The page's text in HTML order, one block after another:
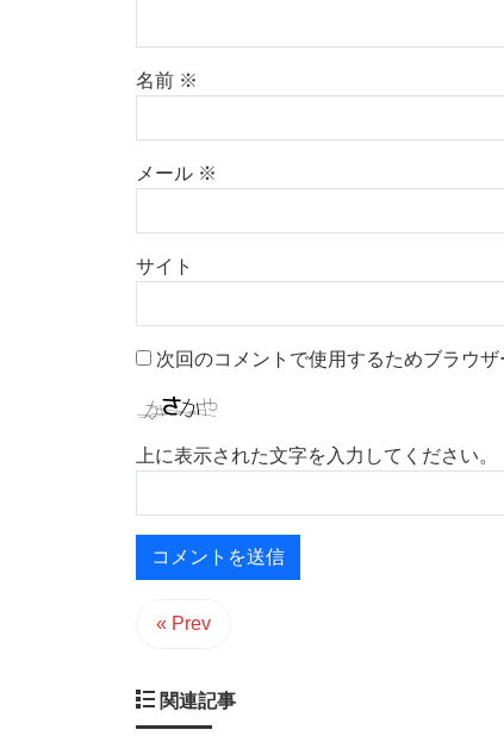
名前 ※
メール ※
サイト
次回のコメントで使用するためブラウ
上に表示された文字を入力してください。
« Prev
関連記事